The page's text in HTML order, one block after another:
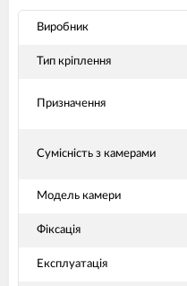
Виробник
Тип кріплення
Призначення
Сумісність з камерами
Модель камери
Фіксація
Експлуатація